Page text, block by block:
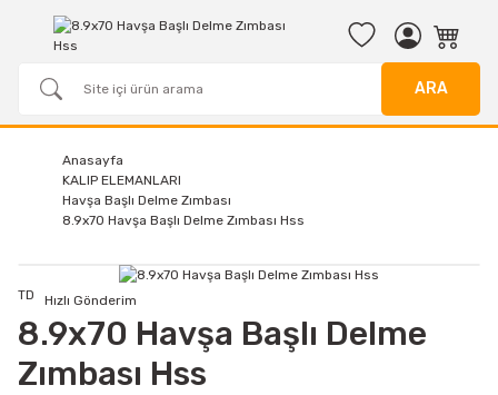
ARA
Anasayfa
KALIP ELEMANLARI
Havşa Başlı Delme Zımbası
8.9x70 Havşa Başlı Delme Zımbası Hss
Hızlı Gönderim
TD
8.9x70 Havşa Başlı Delme
Zımbası Hss